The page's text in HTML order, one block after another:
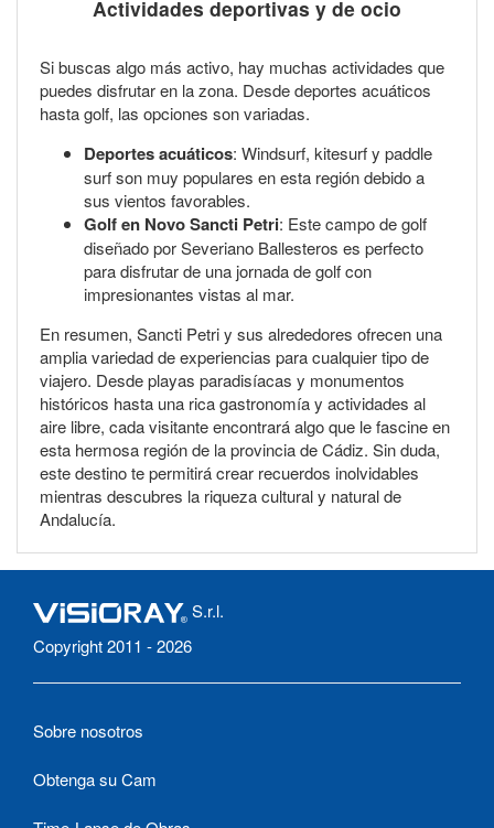
Actividades deportivas y de ocio
Si buscas algo más activo, hay muchas actividades que
puedes disfrutar en la zona. Desde deportes acuáticos
hasta golf, las opciones son variadas.
Deportes acuáticos: Windsurf, kitesurf y paddle
surf son muy populares en esta región debido a
sus vientos favorables.
Golf en Novo Sancti Petri: Este campo de golf
diseñado por Severiano Ballesteros es perfecto
para disfrutar de una jornada de golf con
impresionantes vistas al mar.
En resumen, Sancti Petri y sus alrededores ofrecen una
amplia variedad de experiencias para cualquier tipo de
viajero. Desde playas paradisíacas y monumentos
históricos hasta una rica gastronomía y actividades al
aire libre, cada visitante encontrará algo que le fascine en
esta hermosa región de la provincia de Cádiz. Sin duda,
este destino te permitirá crear recuerdos inolvidables
mientras descubres la riqueza cultural y natural de
Andalucía.
S.r.l.
Copyright 2011 - 2026
Sobre nosotros
Obtenga su Cam